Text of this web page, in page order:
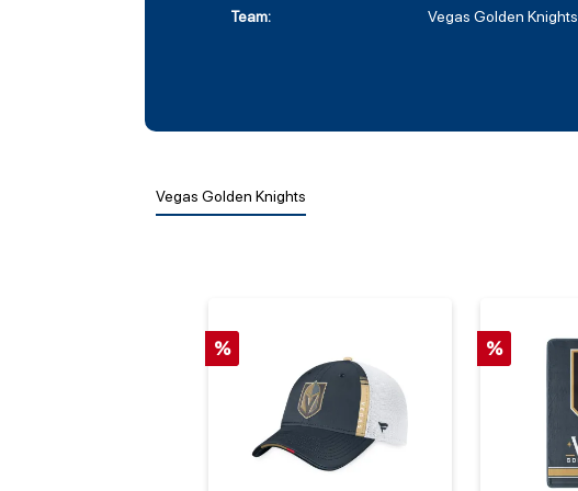
Team: Vegas Golden Knights
Vegas Golden Knights
% %